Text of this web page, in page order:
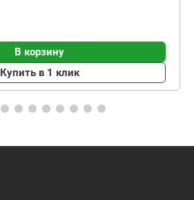
В корзину
Купить в 1 клик